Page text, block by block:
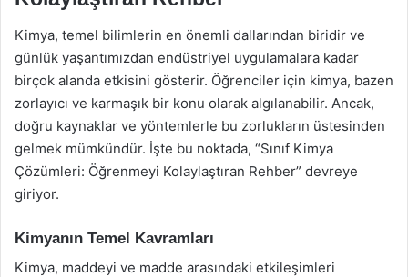
Kimya, temel bilimlerin en önemli dallarından biridir ve
günlük yaşantımızdan endüstriyel uygulamalara kadar
birçok alanda etkisini gösterir. Öğrenciler için kimya, bazen
zorlayıcı ve karmaşık bir konu olarak algılanabilir. Ancak,
doğru kaynaklar ve yöntemlerle bu zorlukların üstesinden
gelmek mümkündür. İşte bu noktada, “Sınıf Kimya
Çözümleri: Öğrenmeyi Kolaylaştıran Rehber” devreye
giriyor.
Kimyanın Temel Kavramları
Kimya, maddeyi ve madde arasındaki etkileşimleri